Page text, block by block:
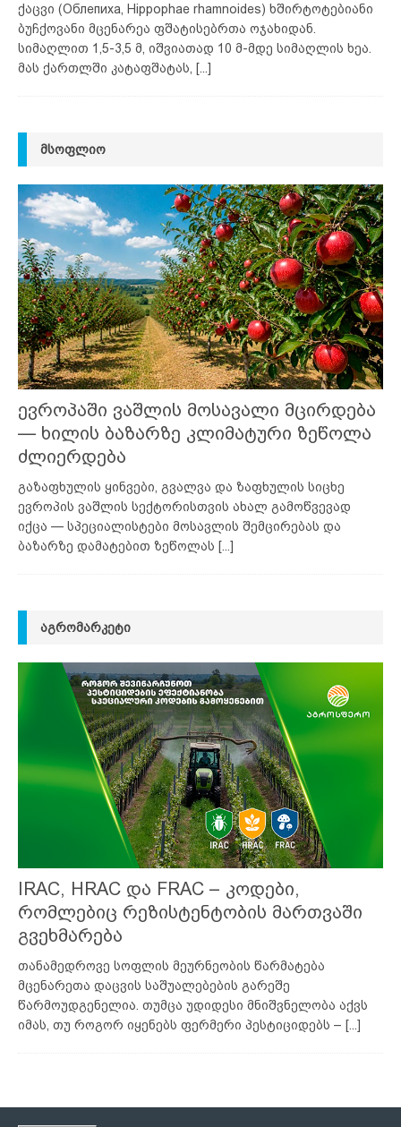
ქაცვი (Облепиха, Hippophae rhamnoides) ხშირტოტებიანი
ბუჩქოვანი მცენარეა ფშატისებრთა ოჯახიდან.
სიმაღლით 1,5-3,5 მ, იშვიათად 10 მ-მდე სიმაღლის ხეა.
მას ქართლში კატაფშატას,
[...]
ᲛᲡᲝᲤᲚᲘᲝ
ევროპაში ვაშლის მოსავალი მცირდება
— ხილის ბაზარზე კლიმატური ზეწოლა
ძლიერდება
გაზაფხულის ყინვები, გვალვა და ზაფხულის სიცხე
ევროპის ვაშლის სექტორისთვის ახალ გამოწვევად
იქცა — სპეციალისტები მოსავლის შემცირებას და
ბაზარზე დამატებით ზეწოლას [...]
ᲐᲒᲠᲝᲛᲐᲠᲙᲔᲢᲘ
IRAC, HRAC და FRAC – კოდები,
რომლებიც რეზისტენტობის მართვაში
გვეხმარება
თანამედროვე სოფლის მეურნეობის წარმატება
მცენარეთა დაცვის საშუალებების გარეშე
წარმოუდგენელია. თუმცა უდიდესი მნიშვნელობა აქვს
იმას, თუ როგორ იყენებს ფერმერი პესტიციდებს – [...]